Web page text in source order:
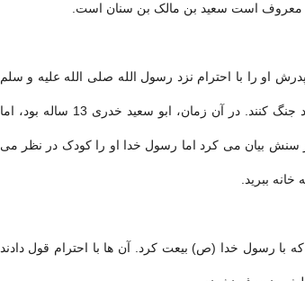
معروف است سعید بن مالک بن سنان است.
او را با احترام نزد رسول الله صلی الله علیه و سلم
برد و خواست تا پسرش را وارد جنگ کنند. در آن زمان، ابو سعید خدری 13 ساله بود، اما
سنش بیان می کرد اما رسول خدا او را کودک در نظر می
ببرید.
با رسول خدا (ص) بیعت کرد. آن ها با احترام قول دادند